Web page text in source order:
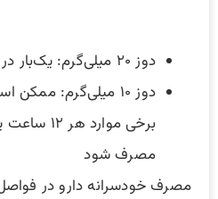
دوز ۲۰ میلی‌گرم: یک‌بار در روز
دوز ۱۰ میلی‌گرم:
برخی
مصرف شود
مصرف خودسرانه دارو در فواصل